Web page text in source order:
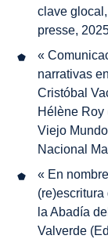
clave glocal,
presse,
«
narrativas
Cristóbal
Hélène
Viejo Mundo
Nacional
« En
la Abadía
Valverde